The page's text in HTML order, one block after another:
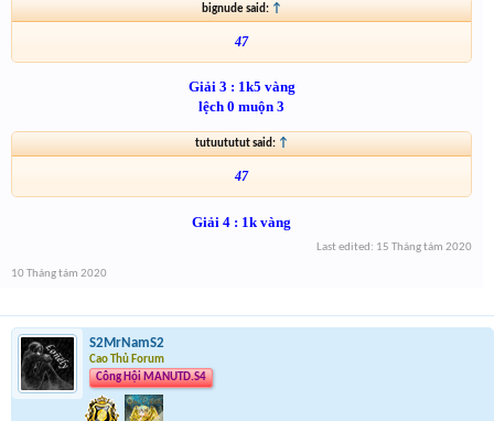
bignude said: ↑
47
Giải 3 : 1k5 vàng
lệch 0 muộn 3
tutuututut said: ↑
47
Giải 4 : 1k vàng
Last edited: 15 Tháng tám 2020
10 Tháng tám 2020
S2MrNamS2
Cao Thủ Forum
Công Hội MANUTD.S4